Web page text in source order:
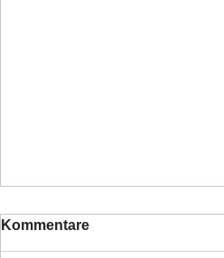
Kommentare